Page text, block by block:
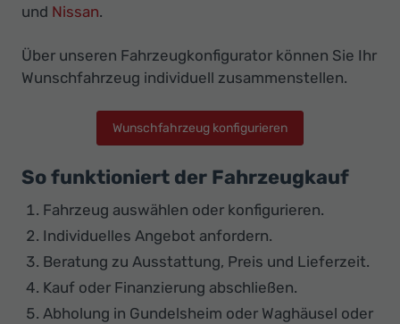
und Nissan.
Über unseren Fahrzeugkonfigurator können Sie Ihr
Wunschfahrzeug individuell zusammenstellen.
Wunschfahrzeug konfigurieren
So funktioniert der Fahrzeugkauf
Fahrzeug auswählen oder konfigurieren.
Individuelles Angebot anfordern.
Beratung zu Ausstattung, Preis und Lieferzeit.
Kauf oder Finanzierung abschließen.
Abholung in Gundelsheim oder Waghäusel oder